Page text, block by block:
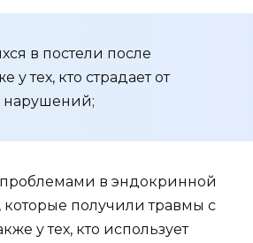
в постели после
тех, кто страдает от
нарушений;
проблемами в эндокринной
получили травмы с
у тех, кто использует